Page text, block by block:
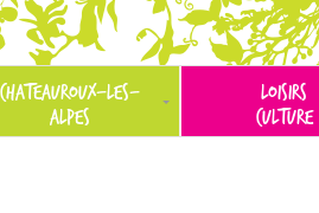
CHATEAUROUX-LES-
ALPES
LOISIRS
CULTURE